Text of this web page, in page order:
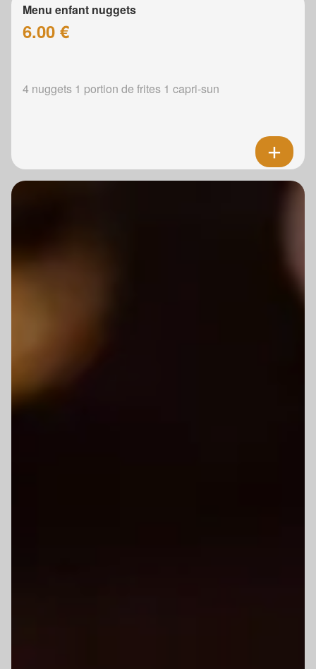
Menu enfant nuggets
6.00 €
4 nuggets 1 portion de frites 1 capri-sun